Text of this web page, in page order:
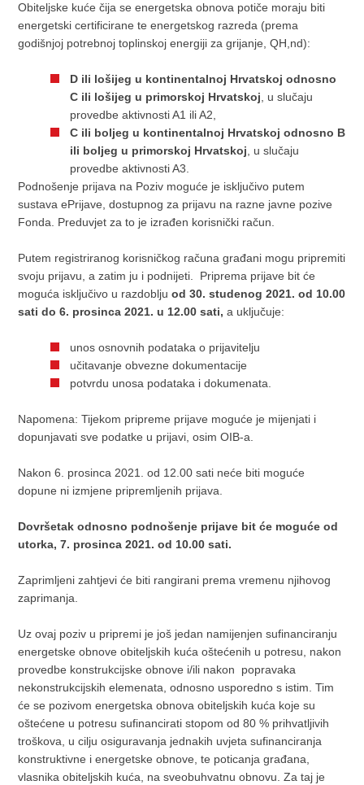
Obiteljske kuće čija se energetska obnova potiče moraju biti
energetski certificirane te energetskog razreda (prema
godišnjoj potrebnoj toplinskoj energiji za grijanje, QH,nd):
D ili lošijeg u kontinentalnoj Hrvatskoj odnosno
C ili lošijeg u primorskoj Hrvatskoj , u slučaju
provedbe aktivnosti A1 ili A2,
C ili boljeg u kontinentalnoj Hrvatskoj odnosno B
ili boljeg u primorskoj Hrvatskoj , u slučaju
provedbe aktivnosti A3.
Podnošenje prijava na Poziv moguće je isključivo putem
sustava ePrijave, dostupnog za prijavu na razne javne pozive
Fonda. Preduvjet za to je izrađen korisnički račun.
Putem registriranog korisničkog računa građani mogu pripremiti
svoju prijavu, a zatim ju i podnijeti. Priprema prijave bit će
moguća isključivo u razdobljuod 30. studenog 2021. od 10.00
sati do 6. prosinca 2021. u 12.00 sati, a uključuje:
unos osnovnih podataka o prijavitelju
učitavanje obvezne dokumentacije
potvrdu unosa podataka i dokumenata.
Napomena: Tijekom pripreme prijave moguće je mijenjati i
dopunjavati sve podatke u prijavi, osim OIB-a.
Nakon 6. prosinca 2021. od 12.00 sati neće biti moguće
dopune ni izmjene pripremljenih prijava.
Dovršetak odnosno podnošenje prijave bit će moguće od
utorka, 7. prosinca 2021. od 10.00 sati.
Zaprimljeni zahtjevi će biti rangirani prema vremenu njihovog
zaprimanja.
Uz ovaj poziv u pripremi je još jedan namijenjen sufinanciranju
energetske obnove obiteljskih kuća oštećenih u potresu, nakon
provedbe konstrukcijske obnove i/ili nakon popravaka
nekonstrukcijskih elemenata, odnosno usporedno s istim. Tim
će se pozivom energetska obnova obiteljskih kuća koje su
oštećene u potresu sufinancirati stopom od 80 % prihvatljivih
troškova, u cilju osiguravanja jednakih uvjeta sufinanciranja
konstruktivne i energetske obnove, te poticanja građana,
vlasnika obiteljskih kuća, na sveobuhvatnu obnovu. Za taj je